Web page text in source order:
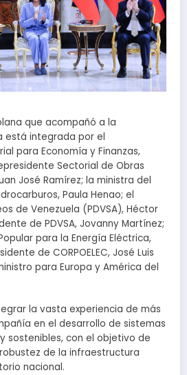
que acompañó a la
está integrada por el
para Economía y Finanzas,
Sectorial de Obras
José Ramírez; la ministra del
Paula Henao; el
de Venezuela (PDVSA), Héctor
de PDVSA, Jovanny Martínez;
para la Energía Eléctrica,
de CORPOELEC, José Luis
para Europa y América del
la vasta experiencia de más
en el desarrollo de sistemas
sostenibles, con el objetivo de
de la infraestructura
nacional.